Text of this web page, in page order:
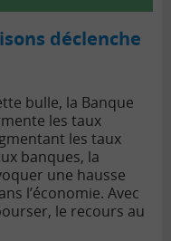
déclenche
bulle, la Banque
les taux
les taux
banques, la
une hausse
l’économie. Avec
le recours au